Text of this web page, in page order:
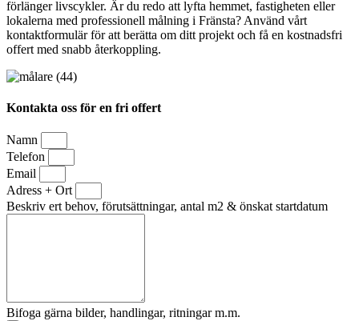
förlänger livscykler. Är du redo att lyfta hemmet, fastigheten eller
lokalerna med professionell målning i Fränsta? Använd vårt
kontaktformulär för att berätta om ditt projekt och få en kostnadsfri
offert med snabb återkoppling.
Kontakta oss för en fri offert
Namn
Telefon
Email
Adress + Ort
Beskriv ert behov, förutsättningar, antal m2 & önskat startdatum
Bifoga gärna bilder, handlingar, ritningar m.m.